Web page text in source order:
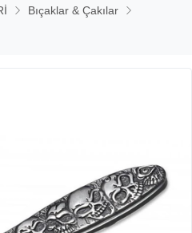
Bıçaklar & Çakılar